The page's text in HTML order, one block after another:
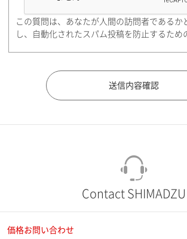
都道府県（勤務先）
この質問は、あなたが人間の訪問者であるか
し、自動化されたスパム投稿を防止するため
Contact SHIMADZU
価格お問い合わせ